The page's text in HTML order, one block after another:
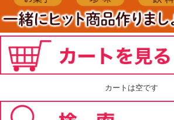
カートは空です